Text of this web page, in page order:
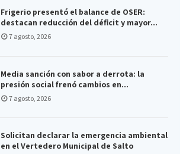
Frigerio presentó el balance de OSER:
destacan reducción del déficit y mayor...
7 agosto, 2026
Media sanción con sabor a derrota: la
presión social frenó cambios en...
7 agosto, 2026
Solicitan declarar la emergencia ambiental
en el Vertedero Municipal de Salto